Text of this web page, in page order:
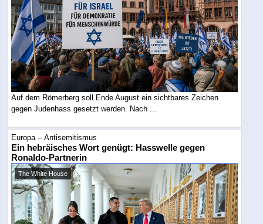
Auf dem Römerberg soll Ende August ein sichtbares Zeichen
gegen Judenhass gesetzt werden. Nach ...
Europa -- Antisemitismus
Ein hebräisches Wort genügt: Hasswelle gegen
Ronaldo-Partnerin
The White House